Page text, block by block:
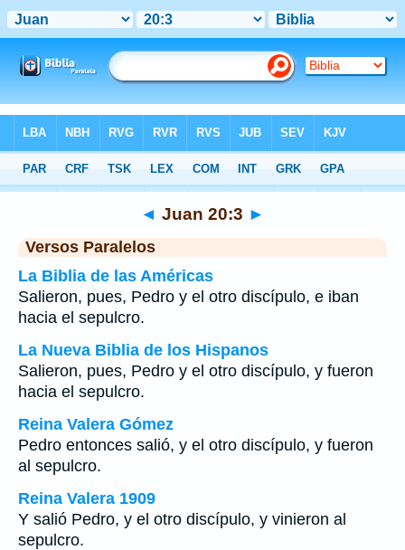
>Juan> Capítulo 20> Verso 3
◄ Juan 20:3 ►
Versos Paralelos
La Biblia de las Américas
Salieron, pues, Pedro y el otro discípulo, e iban
hacia el sepulcro.
La Nueva Biblia de los Hispanos
Salieron, pues, Pedro y el otro discípulo, y fueron
hacia el sepulcro.
Reina Valera Gómez
Pedro entonces salió, y el otro discípulo, y fueron
al sepulcro.
Reina Valera 1909
Y salió Pedro, y el otro discípulo, y vinieron al
sepulcro.